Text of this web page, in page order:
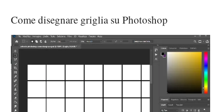
Come disegnare griglia su Photoshop